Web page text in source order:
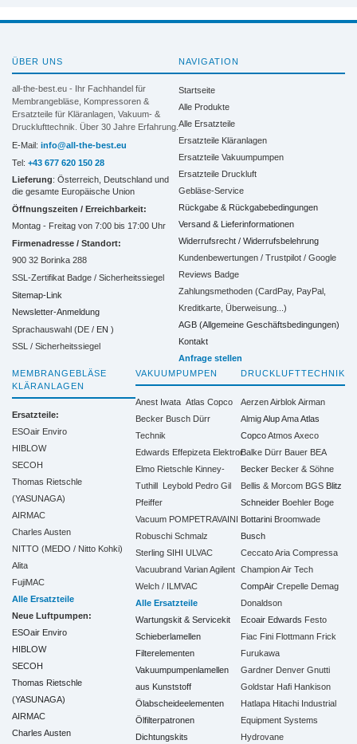
ÜBER UNS
all-the-best.eu - Ihr Fachhandel für
Membrangebläse, Kompressoren &
Ersatzteile für Kläranlagen, Vakuum- &
Drucklufttechnik. Über 30 Jahre Erfahrung.
E-Mail: info@all-the-best.eu
Tel: +43 677 620 150 28
Lieferung: Österreich, Deutschland und
die gesamte Europäische Union
Öffnungszeiten / Erreichbarkeit:
Montag - Freitag von 7:00 bis 17:00 Uhr
Firmenadresse / Standort:
900 32 Borinka 288
SSL-Zertifikat Badge / Sicherheitssiegel
Sitemap-Link
Newsletter-Anmeldung
Sprachauswahl (DE / EN )
SSL / Sicherheitssiegel
NAVIGATION
Startseite
Alle Produkte
Alle Ersatzteile
Ersatzteile Kläranlagen
Ersatzteile Vakuumpumpen
Ersatzteile Druckluft
Gebläse-Service
Rückgabe & Rückgabebedingungen
Versand & Lieferinformationen
Widerrufsrecht / Widerrufsbelehrung
Kundenbewertungen / Trustpilot / Google
Reviews Badge
Zahlungsmethoden (CardPay, PayPal,
Kreditkarte, Überweisung...)
AGB (Allgemeine Geschäftsbedingungen)
Kontakt
Anfrage stellen
MEMBRANGEBLÄSE
KLÄRANLAGEN
Ersatzteile:
ESOair Enviro
HIBLOW
SECOH
Thomas Rietschle
(YASUNAGA)
AIRMAC
Charles Austen
NITTO (MEDO / Nitto Kohki)
Alita
FujiMAC
Alle Ersatzteile
Neue Luftpumpen:
ESOair Enviro
HIBLOW
SECOH
Thomas Rietschle
(YASUNAGA)
AIRMAC
Charles Austen
VAKUUMPUMPEN
Anest Iwata Atlas Copco
Becker Busch Dürr
Technik
Edwards Effepizeta Elektror
Elmo Rietschle Kinney-
Tuthill Leybold Pedro Gil
Pfeiffer
Vacuum POMPETRAVAINI
Robuschi Schmalz
Sterling SIHI ULVAC
Vacuubrand Varian Agilent
Welch / ILMVAC
Alle Ersatzteile
Wartungskit & Servicekit
Schieberlamellen
Filterelementen
Vakuumpumpenlamellen
aus Kunststoff
Ölabscheideelementen
Ölfilterpatronen
Dichtungskits
DRUCKLUFTTECHNIK
AerzenAirblok Airman
Almig Alup Ama Atlas
Copco Atmos Axeco
Balke Dürr Bauer BEA
Becker Becker & Söhne
Bellis & Morcom BGS Blitz
Schneider Boehler Boge
Bottarini Broomwade
Busch
Ceccato Aria Compressa
Champion Air Tech
CompAir Crepelle Demag
Donaldson
Ecoair Edwards Festo
Fiac Fini Flottmann Frick
Furukawa
Gardner Denver Gnutti
Goldstar Hafi Hankison
Hatlapa Hitachi Industrial
Equipment Systems
Hydrovane